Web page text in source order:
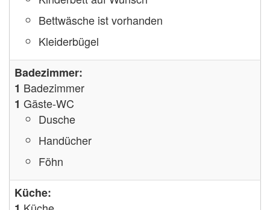
Bettwäsche ist vorhanden
Kleiderbügel
Badezimmer:
1 Badezimmer
1 Gäste-WC
Dusche
Handücher
Föhn
Küche: